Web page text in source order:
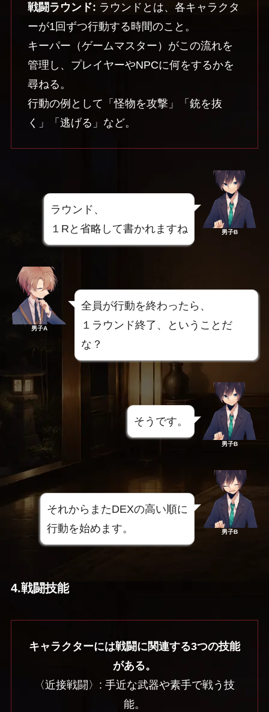
戦闘ラウンド: ラウンドとは、各キャラクタ
ーが1回ずつ行動する時間のこと。
キーパー（ゲームマスター）がこの流れを
管理し、プレイヤーやNPCに何をするかを
尋ねる。
行動の例として「怪物を攻撃」「銃を抜
く」「逃げる」など。
ラウンド、
１Rと省略して書かれますね
男子B
男子A
全員が行動を終わったら、
１ラウンド終了、ということだ
な？
そうです。
男子B
それからまたDEXの高い順に
行動を始めます。
男子B
4.戦闘技能
キャラクターには戦闘に関連する3つの技能
がある。
〈近接戦闘〉: 手近な武器や素手で戦う技
能。